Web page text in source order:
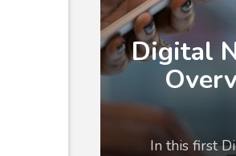
Digital
In this first